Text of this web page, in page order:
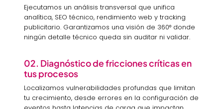
Ejecutamos un análisis transversal que unifica
analítica, SEO técnico, rendimiento web y tracking
publicitario. Garantizamos una visión de 360° donde
ningún detalle técnico queda sin auditar ni validar.
02. Diagnóstico de fricciones críticas en
tus procesos
Localizamos vulnerabilidades profundas que limitan
tu crecimiento, desde errores en la configuración de